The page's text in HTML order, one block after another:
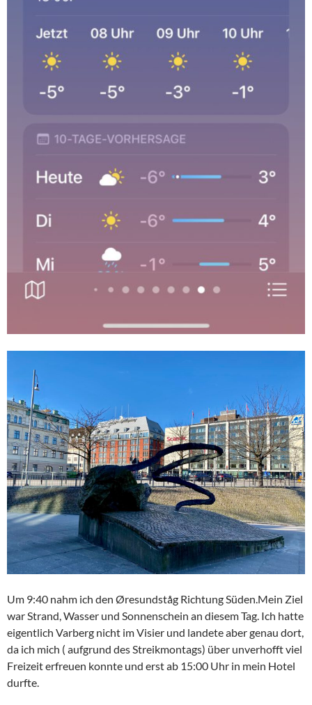
Um 9:40 nahm ich den Øresundståg Richtung Süden.Mein Ziel
war Strand, Wasser und Sonnenschein an diesem Tag. Ich hatte
eigentlich Varberg nicht im Visier und landete aber genau dort,
da ich mich ( aufgrund des Streikmontags) über unverhofft viel
Freizeit erfreuen konnte und erst ab 15:00 Uhr in mein Hotel
durfte.